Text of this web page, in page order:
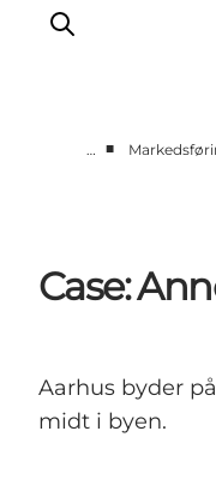
Projekter
Presse
Om os
… ■
Case:
Aarhus byder
midt i byen.